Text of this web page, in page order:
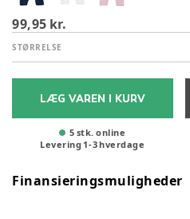
99,95 kr.
STØRRELSE
LÆG VAREN I KURV
5 stk. online
Levering 1-3hverdage
Finansieringsmuligheder